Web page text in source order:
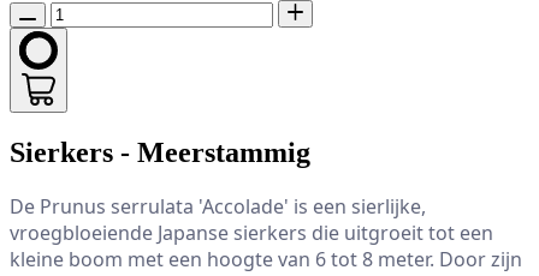
Sierkers - Meerstammig
De Prunus serrulata 'Accolade' is een sierlijke,
vroegbloeiende Japanse sierkers die uitgroeit tot een
kleine boom met een hoogte van 6 tot 8 meter. Door zijn